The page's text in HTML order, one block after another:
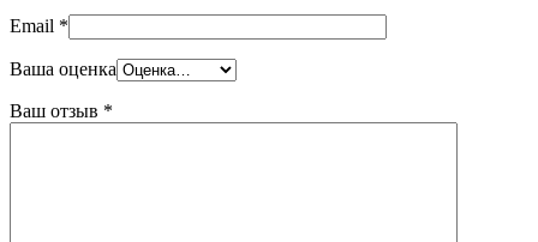
Email *
Ваша оценка
Ваш отзыв *